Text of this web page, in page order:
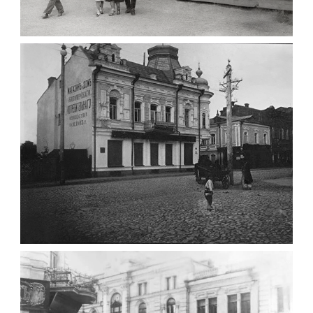
ПАВІЛЬЙОН МОРОЗИВА ЖИТОМИР 1947
Фото Житомир (1945-
1960)
Leave a comment
ФОТО ЖИТОМИРА 1905 ВУЛ.
МИХАЙЛІВСЬКА-СКОРУЛЬСЬКОГО
Фото Житомира період
до 1917 року
Leave a comment